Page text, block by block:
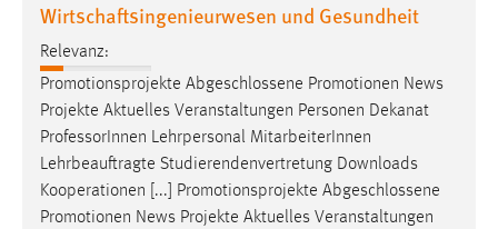
Wirtschaftsingenieurwesen und Gesundheit
Relevanz:
Promotionsprojekte Abgeschlossene Promotionen News
Projekte Aktuelles Veranstaltungen Personen Dekanat
Professor Innen Lehrpersonal MitarbeiterInnen
Lehrbeauftragte Studierendenvertretung Downloads
Kooperationen [...] Promotionsprojekte Abgeschlossene
Promotionen News Projekte Aktuelles Veranstaltungen